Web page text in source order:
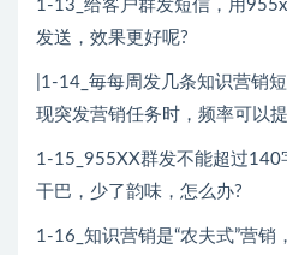
1-13_给客户群发短信，用
发送，效果更好呢?
|1-14_毎每周发几条知识营销
现突发营销任务时，频率可以
1-15_955XX群发不能超过140
干巴，少了韵味，怎么办?
1-16_知识营销是“农夫式”营销